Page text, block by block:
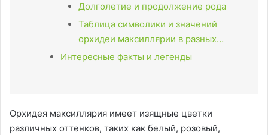
Долголетие и продолжение рода
Таблица символики и значений
орхидеи максиллярии в разных…
Интересные факты и легенды
Орхидея максиллярия имеет изящные цветки
различных оттенков, таких как белый, розовый,